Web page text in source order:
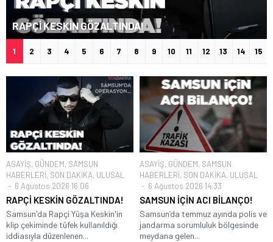
RAPÇİ KESKİN GÖZALTINDA!
1 2 3 4 5 6 7 8 9 10 11 12 13 14 15
ASAYİŞ, GÜNDEM, SAMSUN
HABERLERİ, SON DAKİKA, ULUSAL
6 Ağustos 2026 16:06
RAPÇİ KESKİN GÖZALTINDA!
Samsun'da Rapçi Yüşa Keskin'in
klip çekiminde tüfek kullanıldığı
iddiasıyla düzenlenen...
ASAYİŞ, GÜNDEM, SAMSUN
HABERLERİ, SON DAKİKA, ULUSAL
6 Ağustos 2026 14:33
SAMSUN İÇİN ACI BİLANÇO!
Samsun’da temmuz ayında polis ve
jandarma sorumluluk bölgesinde
meydana gelen...